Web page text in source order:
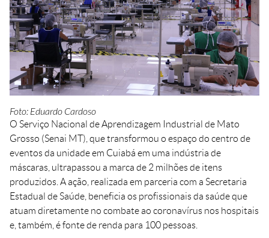
Agenda
Trabalhe Conosco
Portal do Fornecedor
Ouvidoria FIEMT
Certidões
Privacidade e Proteção
de Dados
Balanços Financeiros
Downloads
Foto: Eduardo Cardoso
O Serviço Nacional de Aprendizagem Industrial de Mato
Grosso (Senai MT), que transformou o espaço do centro de
eventos da unidade em Cuiabá em uma indústria de
máscaras, ultrapassou a marca de 2 milhões de itens
produzidos. A ação, realizada em parceria com a Secretaria
Estadual de Saúde, beneficia os profissionais da saúde que
atuam diretamente no combate ao coronavírus nos hospitais
e, também, é fonte de renda para 100 pessoas.